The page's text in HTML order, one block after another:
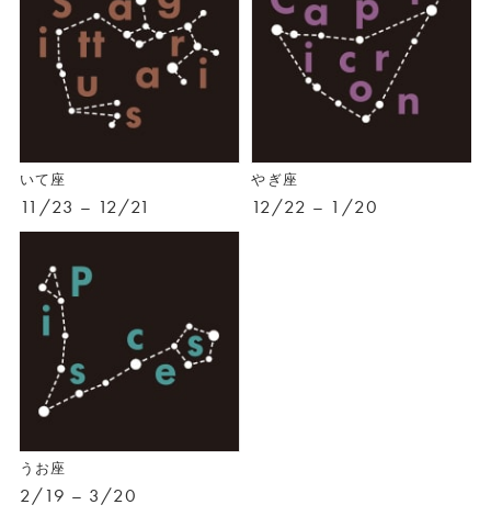
いて座
11/23 – 12/21
やぎ座
12/22 – 1/20
うお座
2/19 – 3/20